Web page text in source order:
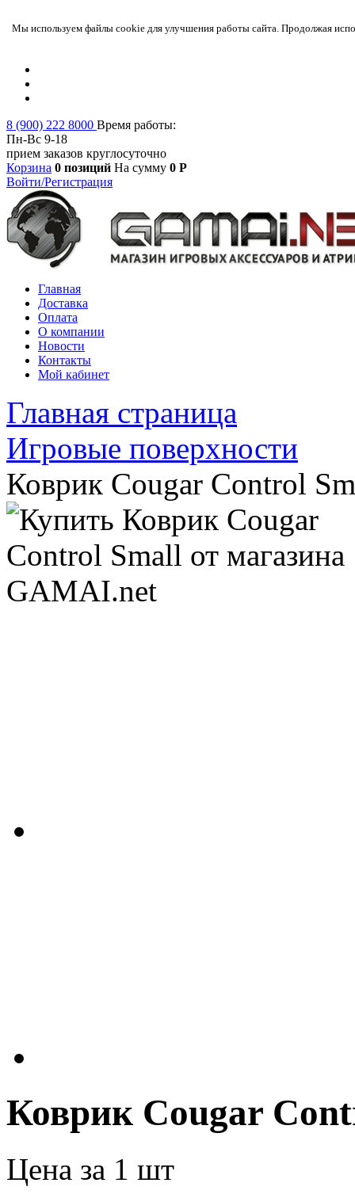
Мы используем файлы cookie для улучшения работы сайта. Продолжая
8 (900) 222 8000 Время работы:
Пн-Вс 9-18
прием заказов круглосуточно
Корзина 0 позиций На сумму 0 Р
Войти/Регистрация
Главная
Доставка
Оплата
О компании
Новости
Контакты
Мой кабинет
Главная страница
Игровые поверхности
Коврик Cougar Control
Коврик Cougar
Цена за 1 шт